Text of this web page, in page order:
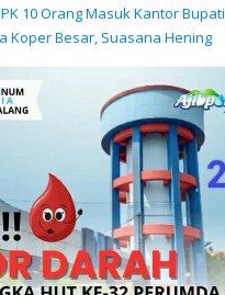
10 Orang Masuk Kantor Bupati
Koper Besar, Suasana Hening